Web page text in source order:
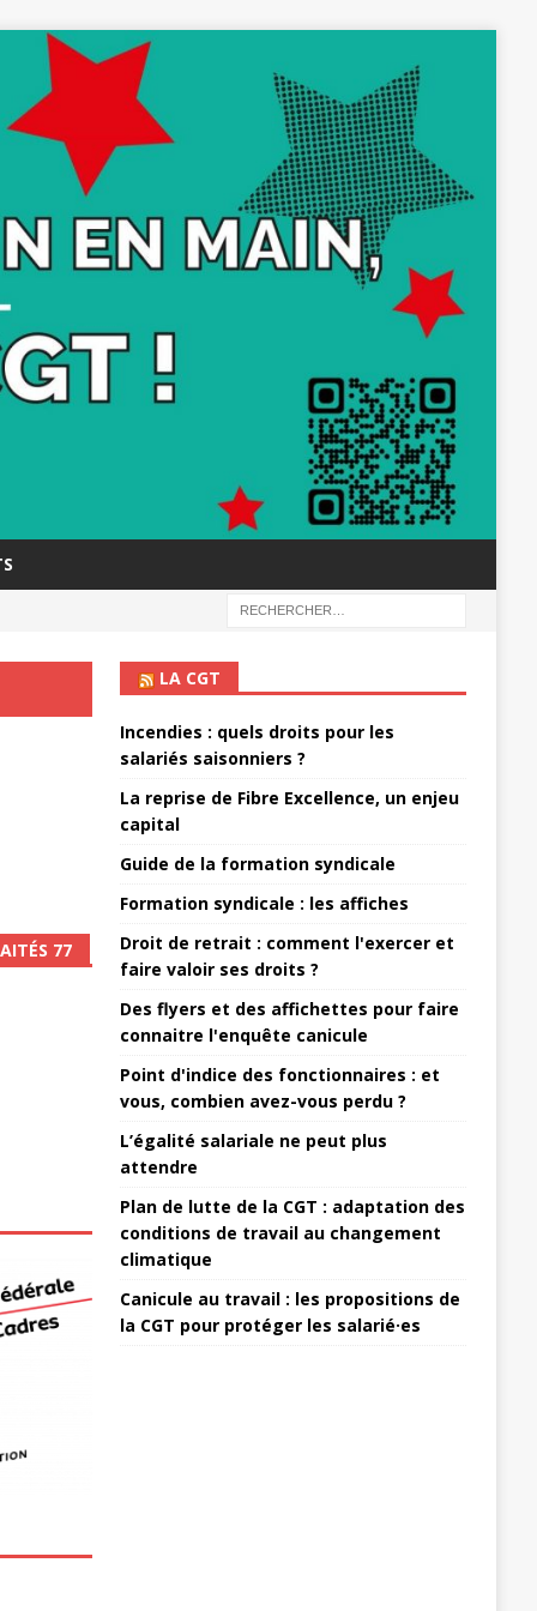
77
LA CGT
Incendies : quels droits pour les
salariés saisonniers ?
La reprise de Fibre Excellence, un enjeu
capital
Guide de la formation syndicale
Formation syndicale : les affiches
Droit de retrait : comment l'exercer et
faire valoir ses droits ?
Des flyers et des affichettes pour faire
connaitre l'enquête canicule
Point d'indice des fonctionnaires : et
vous, combien avez-vous perdu ?
L’égalité salariale ne peut plus
attendre
Plan de lutte de la CGT : adaptation des
conditions de travail au changement
climatique
Canicule au travail : les propositions de
la CGT pour protéger les salarié·es